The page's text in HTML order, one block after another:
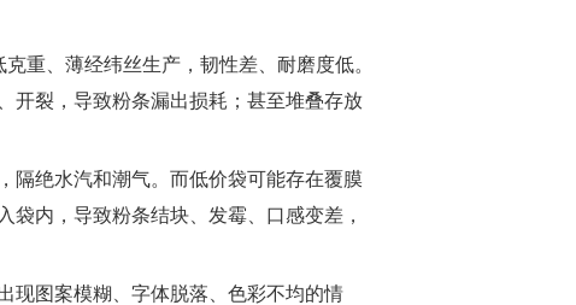
重、薄经纬丝生产，韧性差、耐磨度低。
开裂，导致粉条漏出损耗；甚至堆叠存放
隔绝水汽和潮气。而低价袋可能存在覆膜
袋内，导致粉条结块、发霉、口感变差，
现图案模糊、字体脱落、色彩不均的情